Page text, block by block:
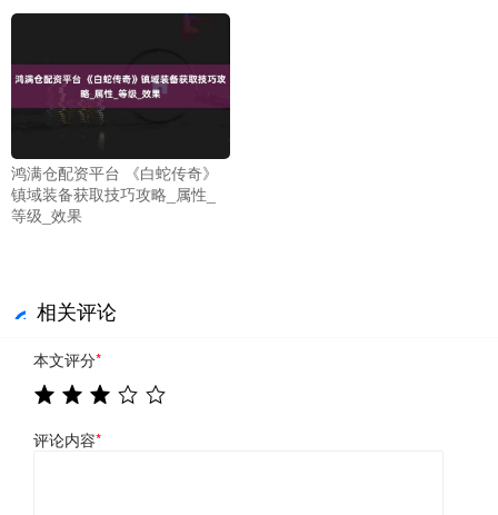
鸿满仓配资平台 《白蛇传奇》
镇域装备获取技巧攻略_属性_
等级_效果
相关评论
本文评分*
评论内容*